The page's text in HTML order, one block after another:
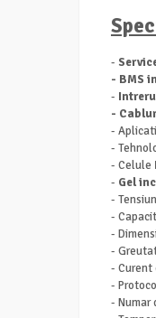
-
- BMS
-
-
-
-
- Celule
- Gel
-
-
-
-
- Curent
-
- Numar